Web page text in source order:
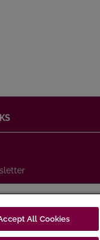
Policy
All Cookies